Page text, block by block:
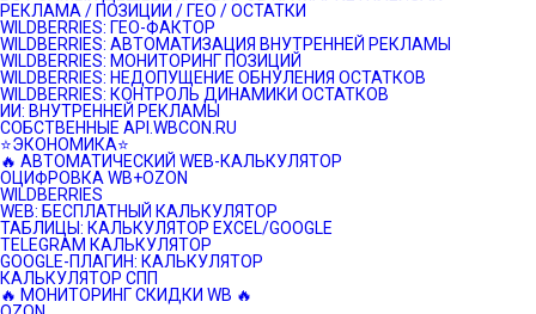
РЕКЛАМА / ПОЗИЦИИ / ГЕО / ОСТАТКИ
WILDBERRIES: ГЕО-ФАКТОР
WILDBERRIES: АВТОМАТИЗАЦИЯ ВНУТРЕННЕЙ РЕКЛАМЫ
WILDBERRIES: МОНИТОРИНГ ПОЗИЦИЙ
WILDBERRIES: НЕДОПУЩЕНИЕ ОБНУЛЕНИЯ ОСТАТКОВ
WILDBERRIES: КОНТРОЛЬ ДИНАМИКИ ОСТАТКОВ
ИИ: ВНУТРЕННЕЙ РЕКЛАМЫ
СОБСТВЕННЫЕ API.WBCON.RU
⭐️ЭКОНОМИКА⭐️
🔥 АВТОМАТИЧЕСКИЙ WEB-КАЛЬКУЛЯТОР
ОЦИФРОВКА WB+OZON
WILDBERRIES
WEB: БЕСПЛАТНЫЙ КАЛЬКУЛЯТОР
ТАБЛИЦЫ: КАЛЬКУЛЯТОР EXCEL/GOOGLE
TELEGRAM КАЛЬКУЛЯТОР
GOOGLE-ПЛАГИН: КАЛЬКУЛЯТОР
КАЛЬКУЛЯТОР СПП
🔥 МОНИТОРИНГ СКИДКИ WB 🔥